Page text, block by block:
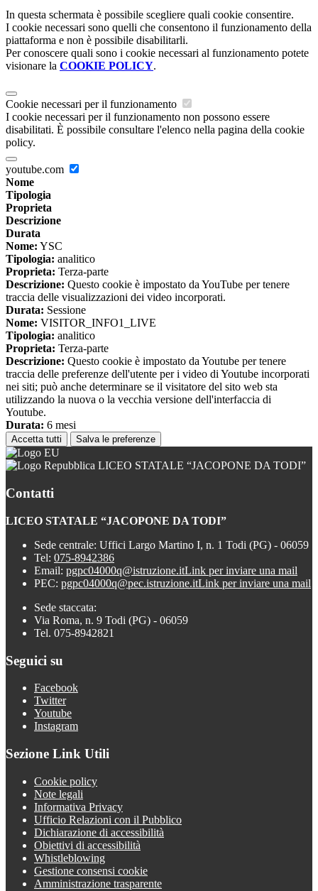
In questa schermata è possibile scegliere quali cookie consentire.
I cookie necessari sono quelli che consentono il funzionamento della
piattaforma e non è possibile disabilitarli.
Per conoscere quali sono i cookie necessari al funzionamento potete
visionare la COOKIE POLICY.
Cookie necessari per il funzionamento
I cookie necessari per il funzionamento non possono essere
disabilitati. È possibile consultare l'elenco nella pagina della cookie
policy.
youtube.com
Nome
Tipologia
Proprieta
Descrizione
Durata
Nome: YSC
Tipologia: analitico
Proprieta: Terza-parte
Descrizione: Questo cookie è impostato da YouTube per tenere
traccia delle visualizzazioni dei video incorporati.
Durata: Sessione
Nome: VISITOR_INFO1_LIVE
Tipologia: analitico
Proprieta: Terza-parte
Descrizione: Questo cookie è impostato da Youtube per tenere
traccia delle preferenze dell'utente per i video di Youtube incorporati
nei siti; può anche determinare se il visitatore del sito web sta
utilizzando la nuova o la vecchia versione dell'interfaccia di
Youtube.
Durata: 6 mesi
Accetta tutti Salva le preferenze
LICEO STATALE “JACOPONE DA TODI”
Contatti
LICEO STATALE “JACOPONE DA TODI”
Sede centrale: Uffici Largo Martino I, n. 1 Todi (PG) - 06059
Tel: 075-8942386
Email: pgpc04000q@istruzione.itLink per inviare una mail
PEC: pgpc04000q@pec.istruzione.itLink per inviare una mail
Sede staccata:
Via Roma, n. 9 Todi (PG) - 06059
Tel. 075-8942821
Seguici su
Facebook
Twitter
Youtube
Instagram
Sezione Link Utili
Cookie policy
Note legali
Informativa Privacy
Ufficio Relazioni con il Pubblico
Dichiarazione di accessibilità
Obiettivi di accessibilità
Whistleblowing
Gestione consensi cookie
Amministrazione trasparente